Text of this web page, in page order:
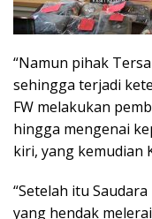
“Namun pihak
sehingga terjadi
FW melakukan
hingga mengenai
kiri, yang kemudian
“Setelah itu
yang hendak